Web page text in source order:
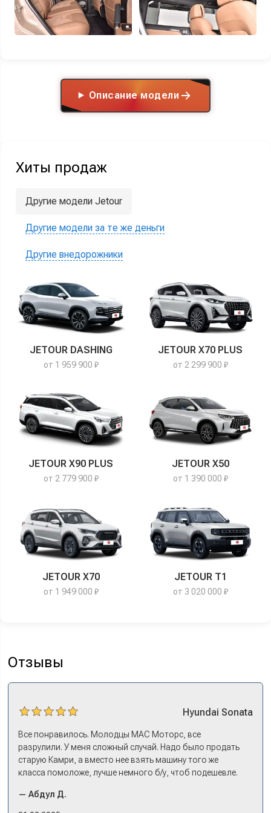
Описание модели
Хиты продаж
Другие модели Jetour
Другие модели за те же деньги
Другие внедорожники
JETOUR DASHING
от 1 959 900 ₽
JETOUR X70 PLUS
от 2 299 900 ₽
JETOUR X90 PLUS
от 2 779 900 ₽
JETOUR X50
от 1 390 000 ₽
JETOUR X70
от 1 949 000 ₽
JETOUR T1
от 3 020 000 ₽
Отзывы
Hyundai Sonata
Все понравилось. Молодцы МАС Моторс, все
разрулили. У меня сложный случай. Надо было продать
старую Камри, а вместо нее взять машину того же
класса помоложе, лучше немного б/у, чтоб подешевле.
либо самому всем этим заниматься – а работать когда?
Либо искать салон, где есть нормальный трейд-ин. И
— Абдул Д.